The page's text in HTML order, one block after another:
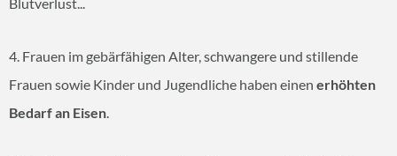
4. Frauen im gebärfähigen Alter, schwangere und stillende
Frauen sowie Kinder und Jugendliche haben einen erhöhten
Bedarf an Eisen.